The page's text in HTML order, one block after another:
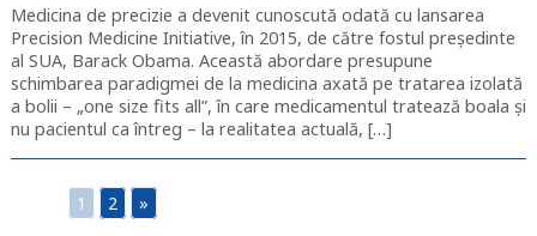
Medicina de precizie a devenit cunoscută odată cu lansarea
Precision Medicine Initiative, în 2015, de către fostul președinte
al SUA, Barack Obama. Această abordare presupune
schimbarea paradigmei de la medicina axată pe tratarea izolată
a bolii – „one size fits all”, în care medicamentul tratează boala și
nu pacientul ca întreg – la realitatea actuală, […]
1 2 »